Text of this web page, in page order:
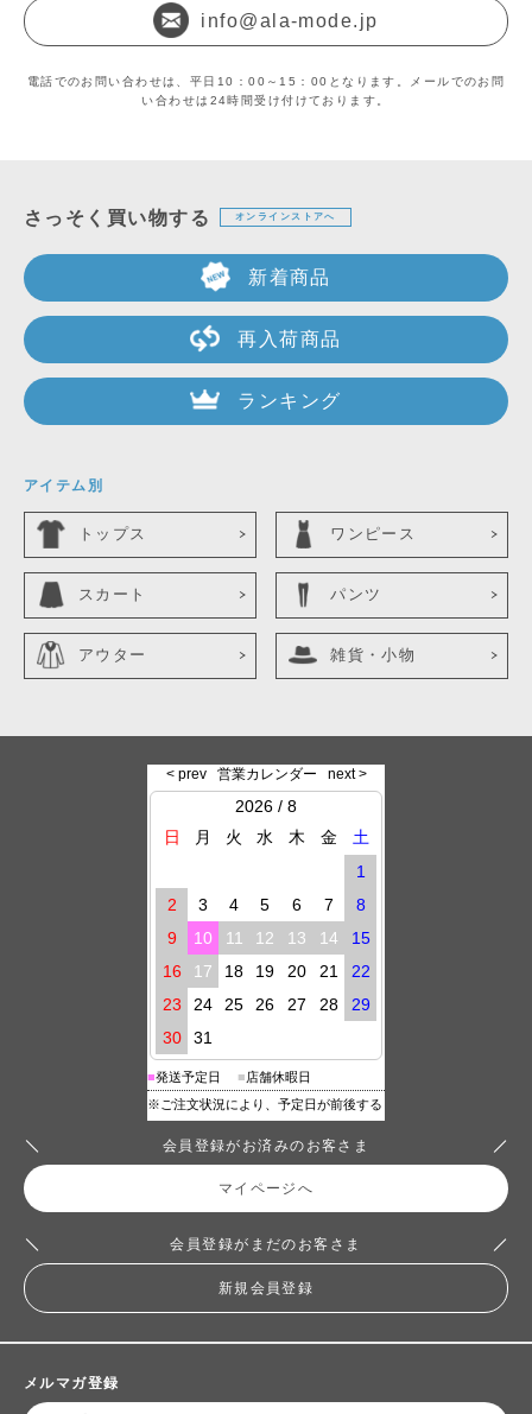
info@ala-mode.jp
電話でのお問い合わせは、平日10：00～15：00となります。メールでのお問
い合わせは24時間受け付けております。
さっそく買い物する オンラインストアへ
新着商品
再入荷商品
ランキング
アイテム別
トップス ワンピース
スカート パンツ
アウター 雑貨・小物
会員登録がお済みのお客さま
マイページへ
会員登録がまだのお客さま
新規会員登録
メルマガ登録